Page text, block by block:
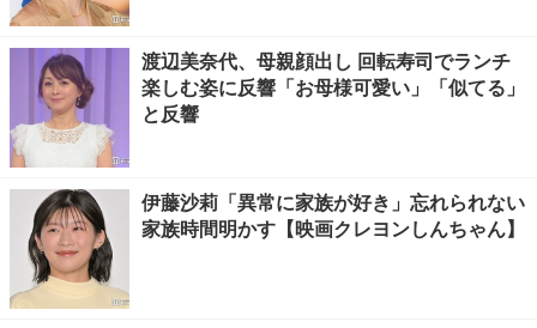
渡辺美奈代、母親顔出し 回転寿司でランチ
楽しむ姿に反響「お母様可愛い」「似てる」
と反響
伊藤沙莉「異常に家族が好き」忘れられない
家族時間明かす【映画クレヨンしんちゃん】